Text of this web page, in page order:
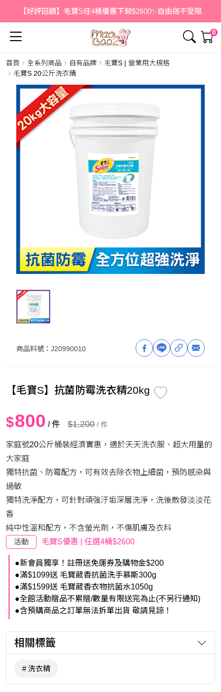
【好評回饋】毛寶S任4桶優惠下殺$2600✨自由搭不受限
0
簡介 內容
首頁 全系列商品 自有品牌
毛寶S | 營業用大規格
毛寶S 20公斤洗衣精
商品料號：J20990010
【毛寶S】抗菌防霉洗衣精20kg
$800 / 件 $1,200 / 件
家庭號20公斤桶裝經濟實惠，適於天天洗衣服、超大用量的
大家庭
獨特抗菌、防霉配方，可有效去除衣物上細菌，預防感染與
過敏
獨特洗淨配方，可針對頑強汙垢深層洗淨，洗後散發淡淡花
香
純中性溫和配方，不含螢光劑，不傷肌膚及衣料
活動
毛寶S優惠 | 任選4桶$2600
●新會員獨享！註冊送免運券及購物金$200
●滿$1099送 毛寶葳香抗菌洗手慕斯300g
●滿$1599送 毛寶葳香衣物抗菌水1050g
●全館活動贈品不累贈/數量有限送完為止(不另行通知)
●含預購商品之訂單無法拆單出貨 敬請見諒！
相關標籤
洗衣精